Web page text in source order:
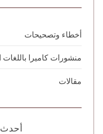
أخطاء وتصحيحات
منشورات كاميرا باللغات
مقالات
أحدث